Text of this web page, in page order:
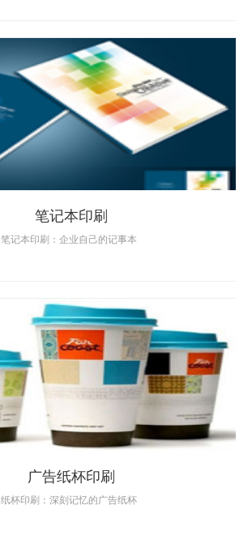
笔记本印刷
笔记本印刷：企业自己的记事本
广告纸杯印刷
纸杯印刷：深刻记忆的广告纸杯